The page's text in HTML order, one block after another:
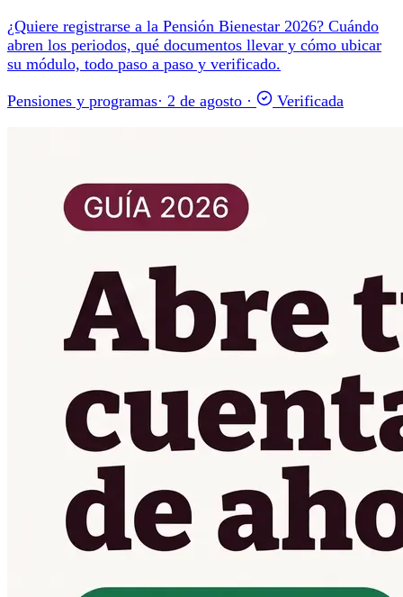
¿Quiere registrarse a la Pensión Bienestar 2026? Cuándo
abren los periodos, qué documentos llevar y cómo ubicar
su módulo, todo paso a paso y verificado.
Pensiones y programas· 2 de agosto · Verificada